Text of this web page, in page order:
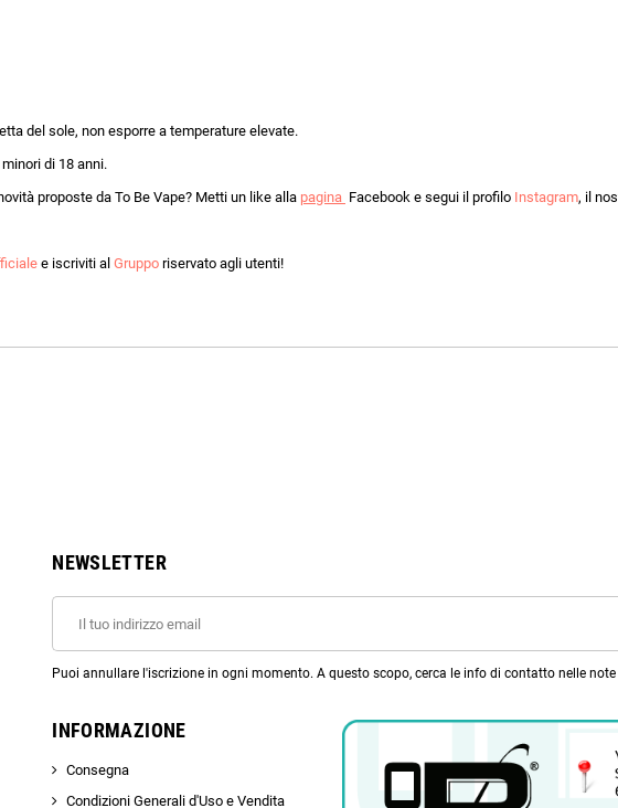
del sole, non esporre a temperature elevate.
di 18 anni.
proposte da To Be Vape? Metti un like alla pagina Facebook e segui il profilo Instagram, il
e iscriviti al Gruppo riservato agli utenti!
NEWSLETTER
Puoi annullare l'iscrizione in ogni momento. A questo scopo, cerca le info di contatto nelle note
INFORMAZIONE
Consegna
Condizioni Generali d'Uso e Vendita